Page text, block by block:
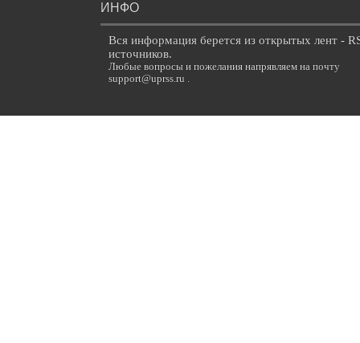
ИНФО
Вся информация берется из открытых лент -
источников.
Любые вопросы и пожелания напрявляем на почту
support@uprss.ru .